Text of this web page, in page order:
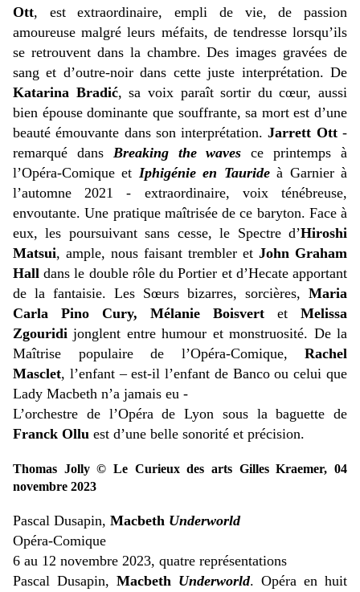
Ott, est extraordinaire, empli de vie, de passion
amoureuse malgré leurs méfaits, de tendresse lorsqu’ils
se retrouvent dans la chambre. Des images gravées de
sang et d’outre-noir dans cette juste interprétation. De
Katarina Bradić, sa voix paraît sortir du cœur, aussi
bien épouse dominante que souffrante, sa mort est d’une
beauté émouvante dans son interprétation.Jarrett Ott-
remarqué dans Breaking the waves ce printemps à
l’Opéra-Comique et Iphigénie en Taurideà Garnier à
l’automne 2021 - extraordinaire, voix ténébreuse,
envoutante. Une pratique maîtrisée de ce baryton. Face à
eux, les poursuivant sans cesse, le Spectre d’Hiroshi
Matsui, ample, nous faisant trembler et John Graham
Hall dans le double rôle du Portier et d’Hecate apportant
de la fantaisie. Les Sœurs bizarres, sorcières, Maria
Carla Pino Cury, Mélanie Boisvert et Melissa
Zgouridi jonglent entre humour et monstruosité. De la
Maîtrise populaire de l’Opéra-Comique, Rachel
Masclet, l’enfant – est-il l’enfant de Banco ou celui que
Lady Macbeth n’a jamais eu -
L’orchestre de l’Opéra de Lyon sous la baguette de
Franck Ollu est d’une belle sonorité et précision.
Thomas Jolly © Le Curieux des arts Gilles Kraemer, 04
novembre 2023
Pascal Dusapin, Macbeth Underworld
Opéra-Comique
6 au 12 novembre 2023, quatre représentations
Pascal Dusapin, Macbeth Underworld. Opéra en huit